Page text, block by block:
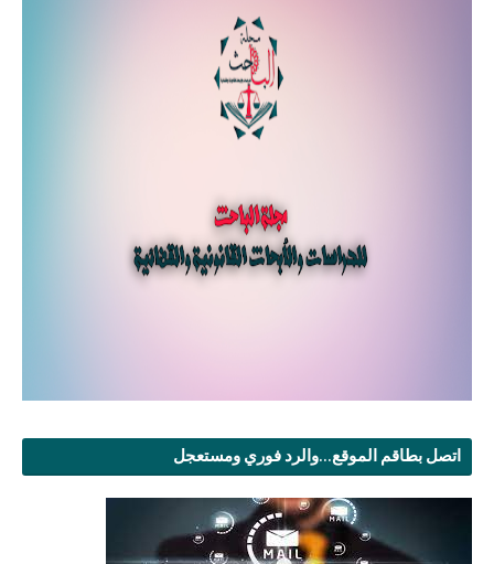
اتصل بطاقم الموقع...والرد فوري ومستعجل